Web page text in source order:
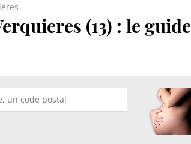
(13) : le guide